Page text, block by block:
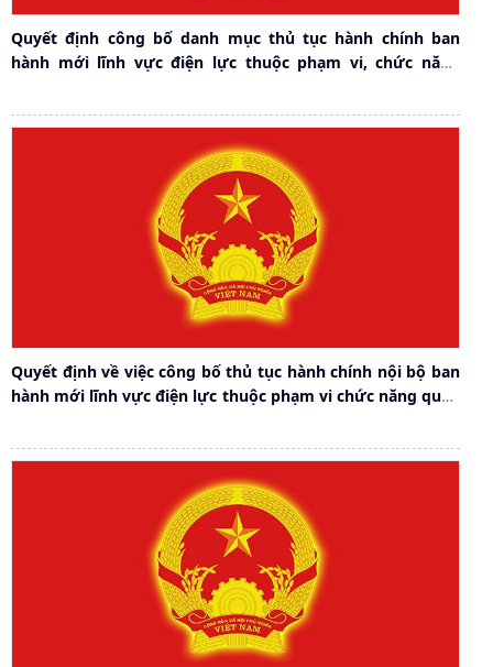
Quyết định công bố danh mục thủ tục hành chính ban
hành mới lĩnh vực điện lực thuộc phạm vi, chức năng
Quyết định về việc công bố thủ tục hành chính nội bộ ban
hành mới lĩnh vực điện lực thuộc phạm vi chức năng quản